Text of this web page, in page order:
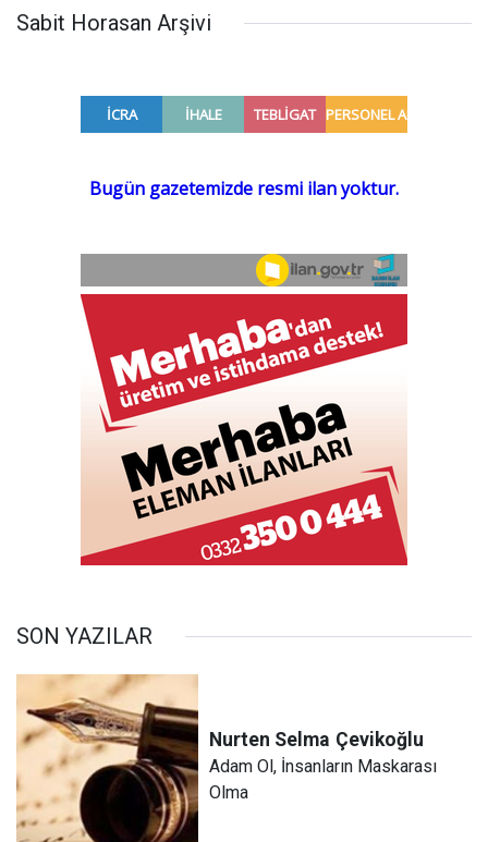
Sabit Horasan Arşivi
SON YAZILAR
Nurten Selma Çevikoğlu
Adam Ol, İnsanların Maskarası
Olma